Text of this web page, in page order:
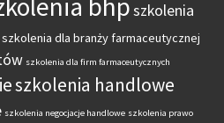
bhpszkolenia
szkolenia dla branży farmaceutycznej
szkolenia dla firm farmaceutycznych
szkolenia handlowe
szkolenia negocjacje handlowe szkolenia prawo